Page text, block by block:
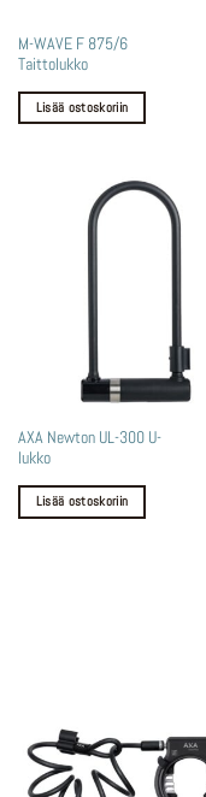
M-WAVE F 875/6
Taittolukko
Lisää ostoskoriin
AXA Newton UL-300 U-
lukko
Lisää ostoskoriin